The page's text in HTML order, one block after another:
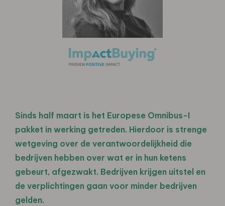
Sinds half maart is het Europese Omnibus-I
pakket in werking getreden. Hierdoor is strenge
wetgeving over de verantwoordelijkheid die
bedrijven hebben over wat er in hun ketens
gebeurt, afgezwakt. Bedrijven krijgen uitstel en
de verplichtingen gaan voor minder bedrijven
gelden.